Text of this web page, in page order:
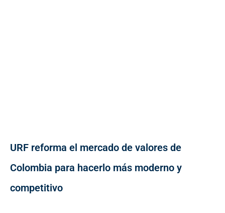
URF reforma el mercado de valores de
Colombia para hacerlo más moderno y
competitivo